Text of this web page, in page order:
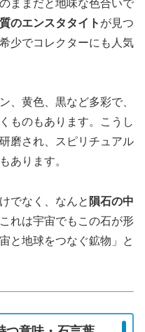
ままだと地味な色合いで
のエンスタタイト が見つ
少でコレクターにも人気
、黄色、黒など多彩で、
ものもあります。こうし
磨され、スピリチュアル
あります。
でなく、なんと 隕石の中
れは宇宙でもこの石が形
と地球をつなぐ鉱物」と